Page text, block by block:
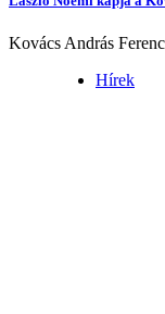
Kovács András
Hírek